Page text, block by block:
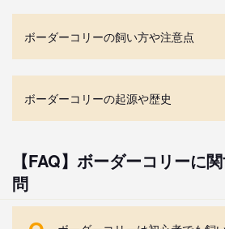
ボーダーコリーの飼い方や注意点
ボーダーコリーの起源や歴史
【FAQ】ボーダーコリーに
問